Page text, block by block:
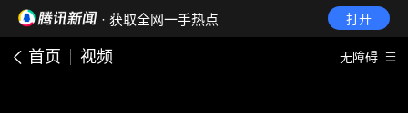
· 获取全网一手热点 打开
首页 视频 无障碍